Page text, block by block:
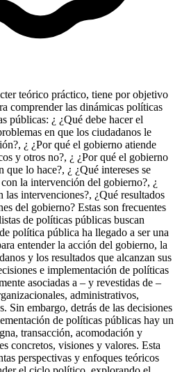
teórico práctico, tiene por objetivo
comprender las dinámicas políticas
públicas: ¿ ¿Qué debe hacer el
en que los ciudadanos le
¿ ¿Por qué el gobierno atiende
y otros no?, ¿ ¿Por qué el gobierno
lo hace?, ¿ ¿Qué intereses se
la intervención del gobierno?, ¿
las intervenciones?, ¿Qué resultados
del gobierno? Estas son frecuentes
de políticas públicas buscan
política pública ha llegado a ser una
entender la acción del gobierno, la
y los resultados que alcanzan sus
e implementación de políticas
asociadas a – y revestidas de –
administrativos,
Sin embargo, detrás de las decisiones
de políticas públicas hay un
transacción, acomodación y
concretos, visiones y valores. Esta
perspectivas y enfoques teóricos